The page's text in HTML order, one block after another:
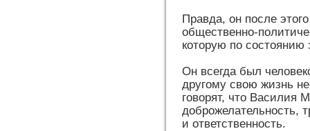
Правда, он после
общественно-
которую по
Он всегда был
другому свою жизнь
говорят, что Василия
доброжелательность,
и ответственность.